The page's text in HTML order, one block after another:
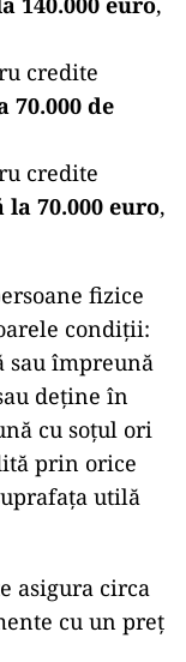
credite
70.000 de
credite
la 70.000 euro,
fizice
condiții:
sau împreună
deține în
cu soțul ori
prin orice
utilă
asigura circa
cu un preț